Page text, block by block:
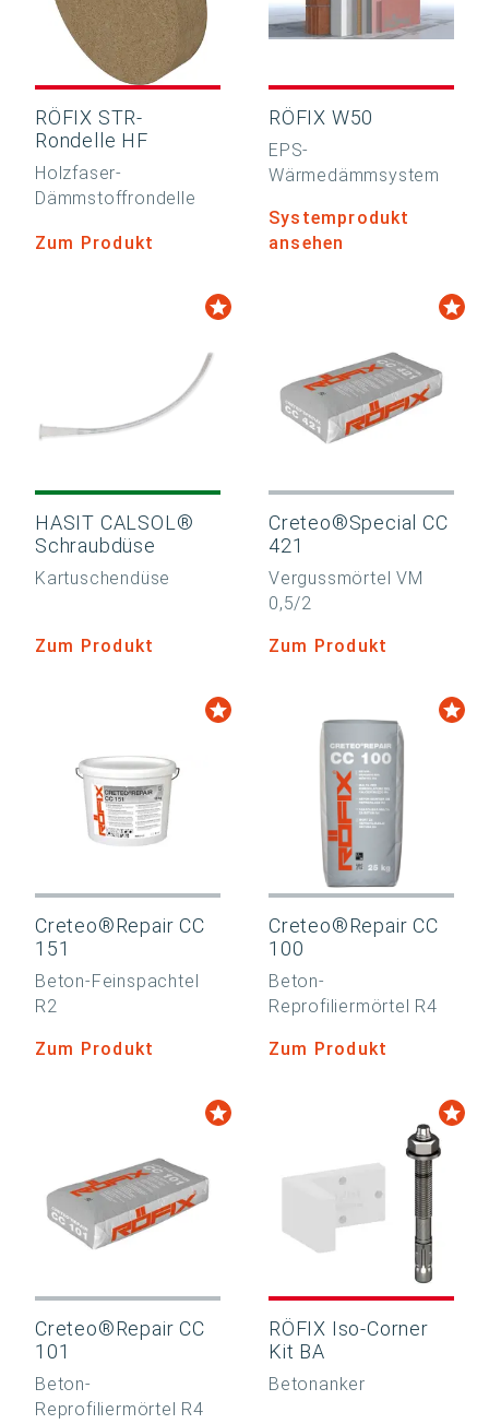
RÖFIX STR-
Rondelle HF
Holzfaser-
Dämmstoffrondelle
Zum Produkt
RÖFIX W50
EPS-
Wärmedämmsystem
Systemprodukt
ansehen
HASIT CALSOL®
Schraubdüse
Kartuschendüse
Zum Produkt
Creteo®Special CC
421
Vergussmörtel VM
0,5/2
Zum Produkt
Creteo®Repair CC
151
Beton-Feinspachtel
R2
Zum Produkt
Creteo®Repair CC
100
Beton-
Reprofiliermörtel R4
Zum Produkt
Creteo®Repair CC
101
Beton-
Reprofiliermörtel R4
RÖFIX Iso-Corner
Kit BA
Betonanker